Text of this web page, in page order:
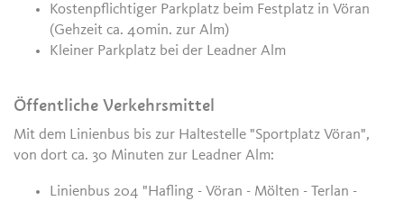
Kostenpflichtiger Parkplatz beim Festplatz in Vöran
(Gehzeit ca. 40min. zur Alm)
Kleiner Parkplatz bei der Leadner Alm
Öffentliche Verkehrsmittel
Mit dem Linienbus bis zur Haltestelle "Sportplatz Vöran",
von dort ca. 30 Minuten zur Leadner Alm:
Linienbus 204 "Hafling - Vöran - Mölten - Terlan -